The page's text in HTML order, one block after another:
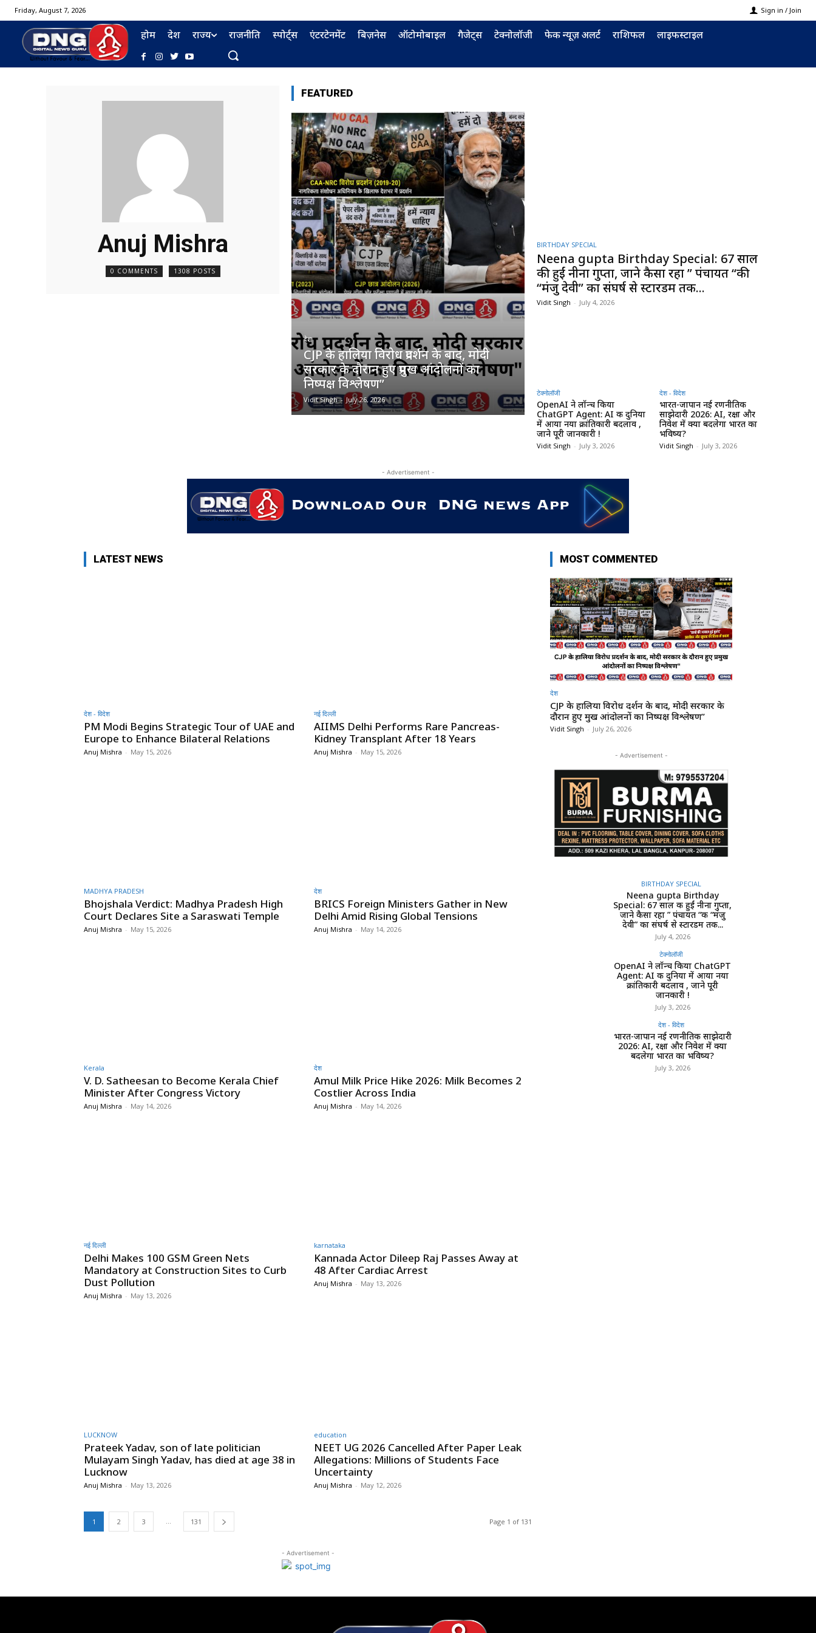
Friday, August 7, 2026 Sign in / Join
होम देश राज्य राजनीति स्पोर्ट्स एंटरटेनमेंट बिज़नेस ऑटोमोबाइल गैजेट्स टेक्नोलॉजी फेक न्यूज़ अलर्ट राशिफल लाइफस्टाइल
Anuj Mishra
0 COMMENTS 1308 POSTS
FEATURED
देश
CJP के हालिया विरोध प्रदर्शन के बाद, मोदी
सरकार के दौरान हुए प्रमुख आंदोलनों का
निष्पक्ष विश्लेषण”
Vidit Singh - July 26, 2026
BIRTHDAY SPECIAL
Neena gupta Birthday Special: 67 साल
की हुईं नीना गुप्ता, जाने कैसा रहा ” पंचायत “की
“मंजु देवी” का संघर्ष से स्टारडम तक...
Vidit Singh - July 4, 2026
टेक्नोलॉजी
OpenAI ने लॉन्च किया
ChatGPT Agent: AI की दुनिया
में आया नया क्रांतिकारी बदलाव ,
जाने पूरी जानकारी !
Vidit Singh - July 3, 2026
देश - विदेश
भारत-जापान नई रणनीतिक
साझेदारी 2026: AI, रक्षा और
निवेश में क्या बदलेगा भारत का
भविष्य?
Vidit Singh - July 3, 2026
- Advertisement -
LATEST NEWS
देश - विदेश
PM Modi Begins Strategic Tour of UAE and
Europe to Enhance Bilateral Relations
Anuj Mishra - May 15, 2026
नई दिल्ली
AIIMS Delhi Performs Rare Pancreas-
Kidney Transplant After 18 Years
Anuj Mishra - May 15, 2026
MADHYA PRADESH
Bhojshala Verdict: Madhya Pradesh High
Court Declares Site a Saraswati Temple
Anuj Mishra - May 15, 2026
देश
BRICS Foreign Ministers Gather in New
Delhi Amid Rising Global Tensions
Anuj Mishra - May 14, 2026
Kerala
V. D. Satheesan to Become Kerala Chief
Minister After Congress Victory
Anuj Mishra - May 14, 2026
देश
Amul Milk Price Hike 2026: Milk Becomes ₹2
Costlier Across India
Anuj Mishra - May 14, 2026
नई दिल्ली
Delhi Makes 100 GSM Green Nets
Mandatory at Construction Sites to Curb
Dust Pollution
Anuj Mishra - May 13, 2026
karnataka
Kannada Actor Dileep Raj Passes Away at
48 After Cardiac Arrest
Anuj Mishra - May 13, 2026
LUCKNOW
Prateek Yadav, son of late politician
Mulayam Singh Yadav, has died at age 38 in
Lucknow
Anuj Mishra - May 13, 2026
education
NEET UG 2026 Cancelled After Paper Leak
Allegations: Millions of Students Face
Uncertainty
Anuj Mishra - May 12, 2026
1 2 3 131 Page 1 of 131
- Advertisement -
MOST COMMENTED
देश
CJP के हालिया विरोध प्रदर्शन के बाद, मोदी सरकार के
दौरान हुए प्रमुख आंदोलनों का निष्पक्ष विश्लेषण”
Vidit Singh - July 26, 2026
- Advertisement -
BIRTHDAY SPECIAL
Neena gupta Birthday
Special: 67 साल की हुईं नीना गुप्ता,
जाने कैसा रहा ” पंचायत “की “मंजु
देवी” का संघर्ष से स्टारडम तक...
July 4, 2026
टेक्नोलॉजी
OpenAI ने लॉन्च किया ChatGPT
Agent: AI की दुनिया में आया नया
क्रांतिकारी बदलाव , जाने पूरी
जानकारी !
July 3, 2026
देश - विदेश
भारत-जापान नई रणनीतिक साझेदारी
2026: AI, रक्षा और निवेश में क्या
बदलेगा भारत का भविष्य?
July 3, 2026